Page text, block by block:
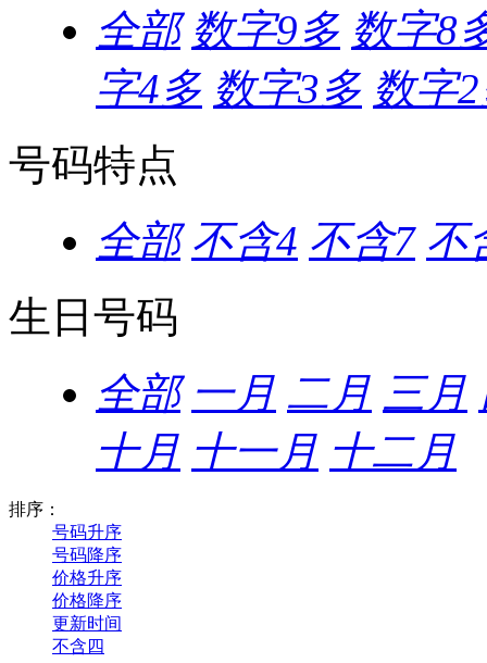
全部 数字9多 数字8
字4多 数字3多 数字
号码特点
全部 不含4 不含7 不
生日号码
全部 一月 二月 三月
十月 十一月 十二月
排序：
号码升序
号码降序
价格升序
价格降序
更新时间
不含四